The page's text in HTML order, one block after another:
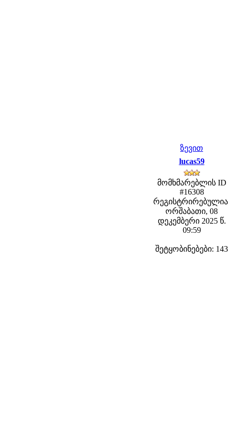
ზევით
lucas59
მომხმარებლის ID
#16308
ორშაბათი, 08
დეკემბერი 2025 წ.
09:59
შეტყობინებები: 143